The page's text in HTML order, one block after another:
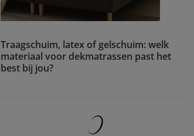
Traagschuim, latex of gelschuim: welk
materiaal voor dekmatrassen past het
best bij jou?